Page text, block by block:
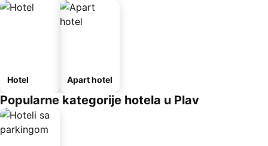
Hotel Apart hotel
Popularne kategorije hotela u Plav